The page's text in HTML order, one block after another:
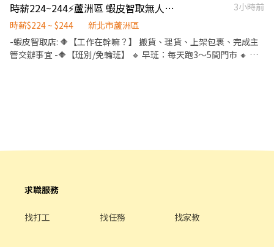
永康街49號1樓 蘆洲保佑 - 智取店 新北市蘆洲區民族路435號1樓 蘆
洲仁愛 - 智取店 新北市蘆洲區仁愛街75號1樓 蘆洲水湳 - 智取店 新
北市蘆洲區水湳街31號1樓 蘆洲得勝 - 智取店 新北市蘆洲區中山二
路118號1樓 蘆洲長安二 - 智取店 新北市蘆洲區長安街44號1樓 蘆洲
永安 - 智取店 新北市蘆洲區永安南路二段230號1樓 蘆洲民族 - 智取
🔹假日早班：07:00-12:00 🔹假日晚班：17:30-23:30 (上班時數為
2~6小時，一個月至少6天，依實際情況而定) ⸻ ✅工作待遇：
薪$264 ━━━━━━━━━━━━━ 📍 【熱門開缺地點】新北市
三重、土城、中和、永和、汐止、板橋、淡水、新店、新莊、蘆洲
束營業前，統計銷售情形、盤點貨品存量及撰寫當日業務報表。
時薪224~244⚡蘆洲區 蝦皮智取無人店PT🎈無經驗OK/固定班別
3小時前
時薪$224 ~ $244
新北市蘆洲區
-蝦皮智取店: 🔶【工作在幹嘛？】 搬貨、理貨、上架包裹、完成主
管交辦事宜 -🔶【班別/免輪班】 🔸 早班：每天跑3～5間門市 🔸 晚
皮(地區) ⛔無抽成無費用✊其他職缺也可詢問👌安心就業免煩惱
求職服務
找打工 找任務 找家教